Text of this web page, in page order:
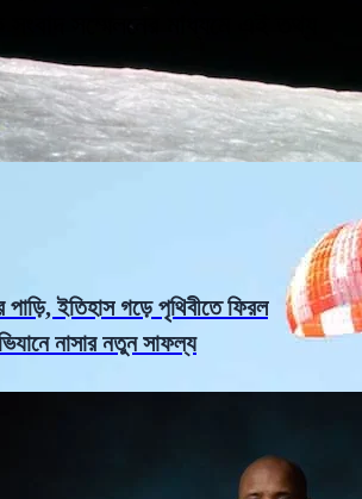
সংবাদ সম্মেলনের মাধ্যমে এই তথ্য
পাড়ি, ইতিহাস গড়ে পৃথিবীতে ফিরল
চন্দ্র অভিযানে নাসার নতুন সাফল্য